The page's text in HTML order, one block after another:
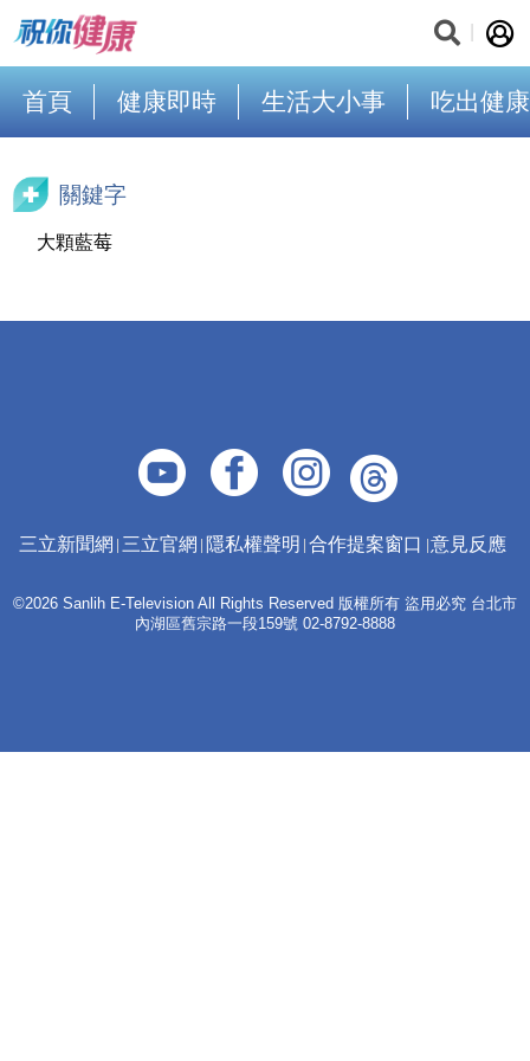
首頁 健康即時 生活大小事 吃出健康
關鍵字
大顆藍莓
三立新聞網 三立官網 隱私權聲明 合作提案窗口 意見反應
©2026 Sanlih E-Television All Rights Reserved 版權所有 盜用必究 台北市
內湖區舊宗路一段159號 02-8792-8888